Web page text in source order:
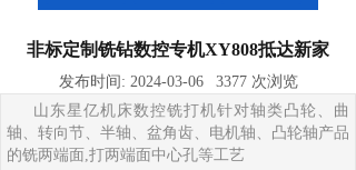
非标定制铣钻数控专机XY808抵达新家
发布时间: 2024-03-06 3377 次浏览
山东星亿机床数控铣打机针对轴类凸轮、曲
轴、转向节、半轴、盆角齿、电机轴、凸轮轴产品
的铣两端面,打两端面中心孔等工艺